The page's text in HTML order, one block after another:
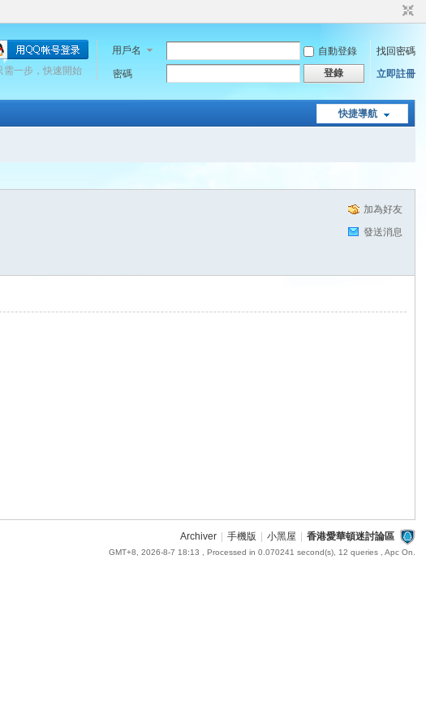
用戶名 自動登錄
找回密碼
密碼
登錄 立即註冊
需一步，快速開始
快捷導航
加為好友
發送消息
Archiver 手機版 小黑屋 香港愛華頓迷討論區
GMT+8, 2026-8-7 18:13 , Processed in 0.070241 second(s), 12 queries , Apc On.